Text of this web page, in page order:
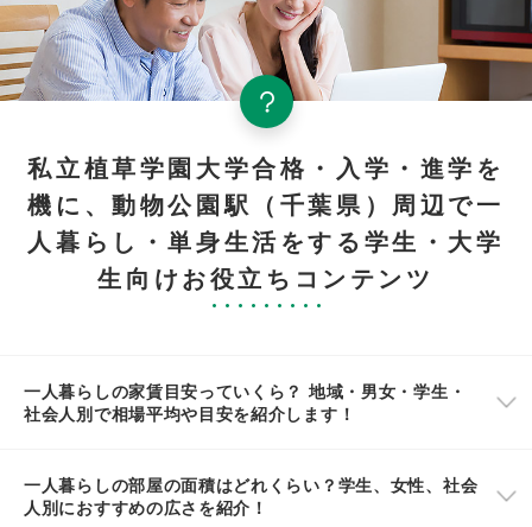
私立植草学園大学合格・入学・進学を
機に、動物公園駅（千葉県）周辺で一
人暮らし・単身生活をする学生・大学
生向けお役立ちコンテンツ
一人暮らしの家賃目安っていくら？ 地域・男女・学生・
社会人別で相場平均や目安を紹介します！
一人暮らしの部屋の面積はどれくらい？学生、女性、社会
人別におすすめの広さを紹介！